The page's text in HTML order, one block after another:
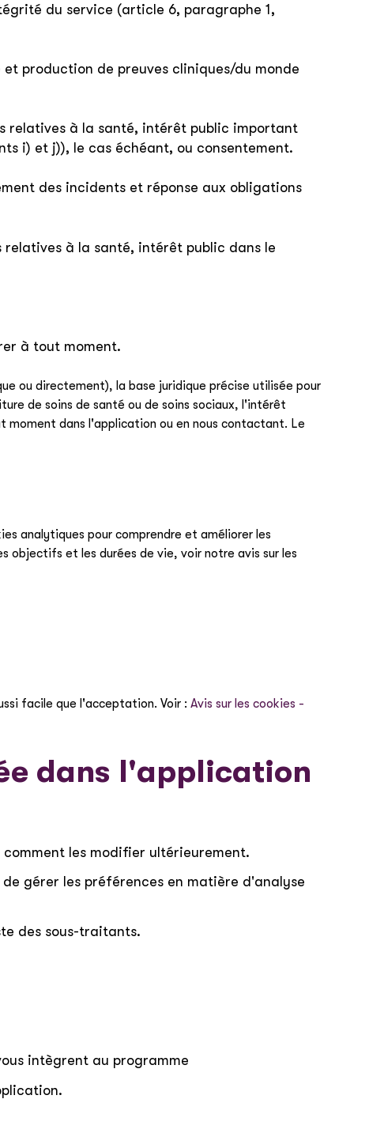
du service (article 6, paragraphe 1,
production de preuves cliniques/du monde
relatives à la santé, intérêt public important
i) et j)), le cas échéant, ou consentement.
des incidents et réponse aux obligations
à la santé, intérêt public dans le
à tout moment.
ou directement), la base juridique précise utilisée pour
de soins de santé ou de soins sociaux, l'intérêt
moment dans l'application ou en nous contactant. Le
analytiques pour comprendre et améliorer les
objectifs et les durées de vie, voir notre avis sur les
facile que l'acceptation. Voir : Avis sur les cookies -
dans l'application
les modifier ultérieurement.
gérer les préférences en matière d'analyse
des sous-traitants.
intègrent au programme